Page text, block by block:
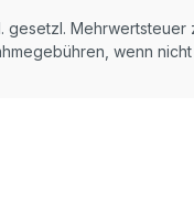
gesetzl. Mehrwertsteuer
wenn